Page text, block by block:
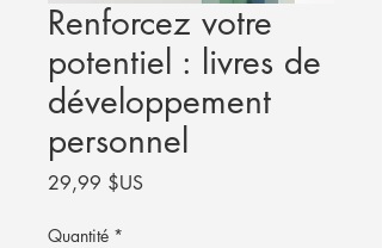
Renforcez votre
potentiel : livres de
développement
personnel
29,99 $USPrix
Quantité *